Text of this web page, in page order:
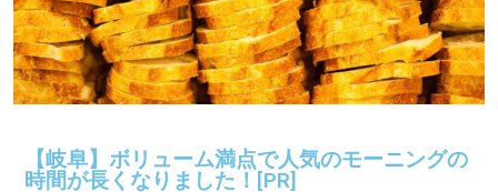
【岐阜】ボリューム満点で人気のモーニングの
時間が長くなりました！[PR]